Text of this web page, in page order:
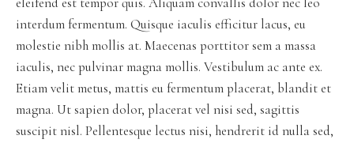
interdum fermentum. Quisque iaculis efficitur lacus, eu
molestie nibh mollis at. Maecenas porttitor sem a massa
iaculis, nec pulvinar magna mollis. Vestibulum ac ante ex.
Etiam velit metus, mattis eu fermentum placerat, blandit et
magna. Ut sapien dolor, placerat vel nisi sed, sagittis
suscipit nisl. Pellentesque lectus nisi, hendrerit id nulla sed,